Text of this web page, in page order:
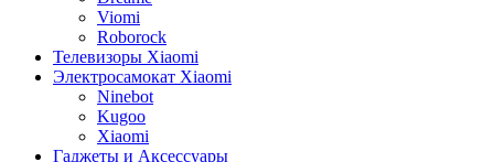
Viomi
Roborock
Телевизоры Xiaomi
Электросамокат Xiaomi
Ninebot
Kugoo
Xiaomi
Гаджеты и Аксессуары